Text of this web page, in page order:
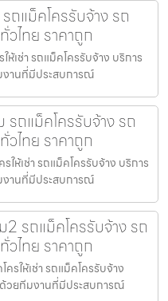
แม็คโครรับจ้าง รถ
วไทย ราคาถูก
เช่า รถแม็คโครรับจ้าง บริการ
งานที่มีประสบการณ์
รถแม็คโครรับจ้าง รถ
วไทย ราคาถูก
ให้เช่า รถแม็คโครรับจ้าง บริการ
งานที่มีประสบการณ์
รถแม็คโครรับจ้าง รถ
วไทย ราคาถูก
รให้เช่า รถแม็คโครรับจ้าง
ด้วยทีมงานที่มีประสบการณ์